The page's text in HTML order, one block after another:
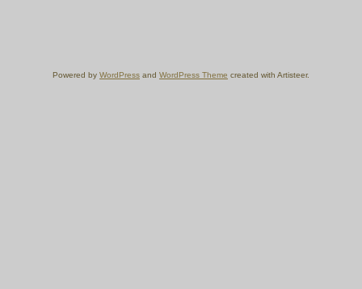
Powered by WordPress and WordPress Theme created with Artisteer.